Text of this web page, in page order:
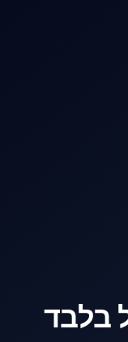
בלבד